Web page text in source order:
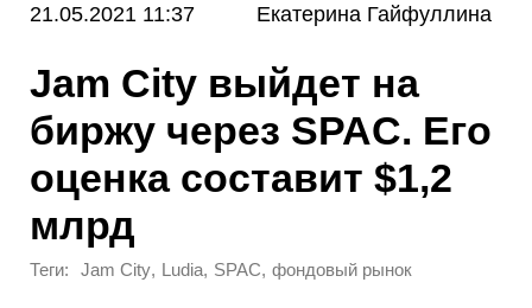
21.05.2021 11:37 Екатерина Гайфуллина
Jam City выйдет на
биржу через SPAC. Его
оценка составит $1,2
млрд
Теги: Jam City, Ludia, SPAC, фондовый рынок